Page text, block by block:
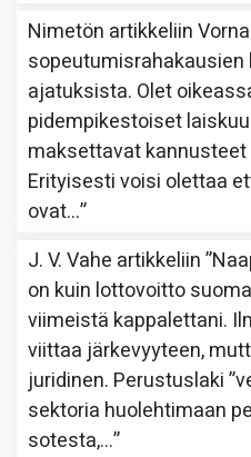
Nimetön artikkeliin
sopeutumisrahakausien
ajatuksista. Olet
pidempikestoiset
maksettavat
Erityisesti voisi olettaa
ovat…”
J. V. Vahe artikkeliin
on kuin lottovoitto
viimeistä kappalettani.
viittaa järkevyyteen,
juridinen. Perustuslaki
sektoria huolehtimaan
sotesta,…”